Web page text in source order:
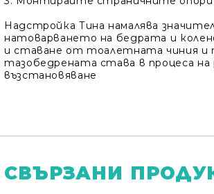
Надстройка Тина намалява
натоварването на бедрата и
и ставане от тоалетната чиния и
тазобедрената става в процеса на
възстановяване
СВЪРЗАНИ